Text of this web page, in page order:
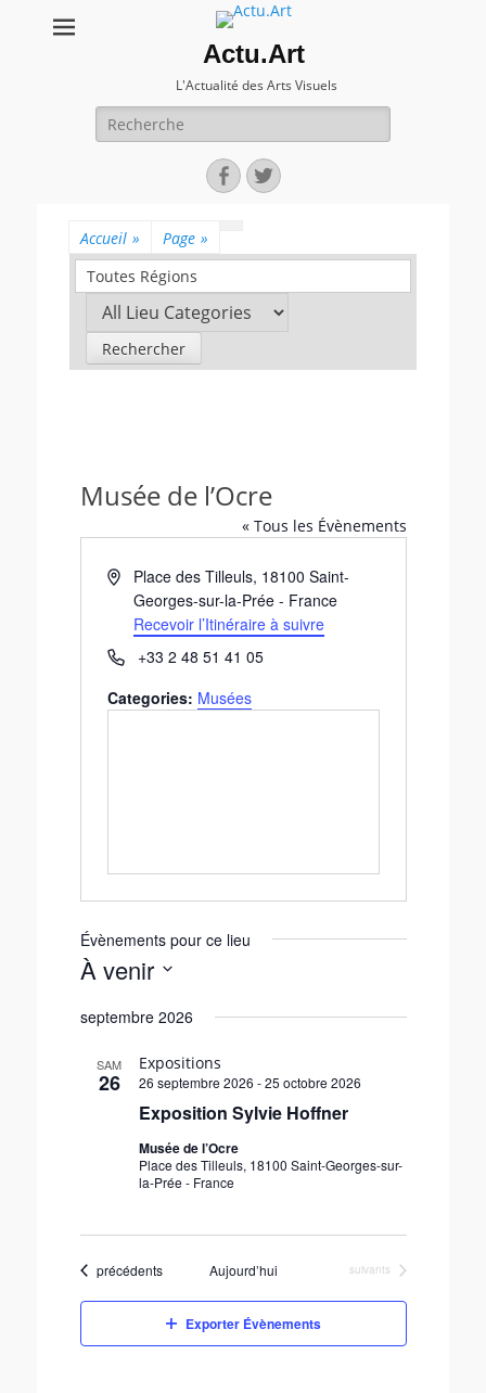
Actu.Art
L'Actualité des Arts Visuels
Recherche
pour:
Facebook
Twitter
Accueil » Page »
Toutes Régions
Musée de l’Ocre
« Tous les Évènements
A
e
s
s
e
Place des Tilleuls, 18100 Saint-
Georges-sur-la-Prée - France
Recevoir l’Itinéraire à suivre
T
l
+33 2 48 51 41 05
Categories: Musées
Évènements pour ce lieu
À venir
é
u
d
septembre 2026
SAM
26 26 septembre 2026 -25 octobre 2026
Exposition Sylvie Hoffner
Expositions
Musée de l’Ocre
Place des Tilleuls, 18100 Saint-Georges-sur-
la-Prée - France
Évènements
précédents Aujourd’hui Évènements
suivants
Exporter Évènements